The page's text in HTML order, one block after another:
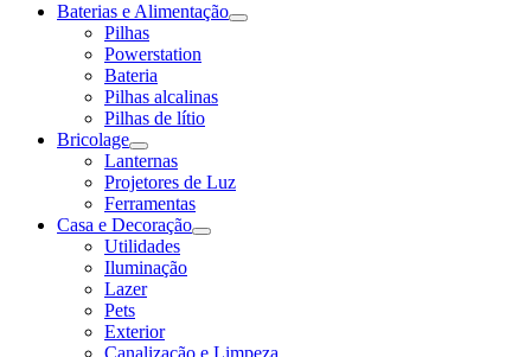
Baterias e Alimentação
Pilhas
Powerstation
Bateria
Pilhas alcalinas
Pilhas de lítio
Bricolage
Lanternas
Projetores de Luz
Ferramentas
Casa e Decoração
Utilidades
Iluminação
Lazer
Pets
Exterior
Canalização e Limpeza